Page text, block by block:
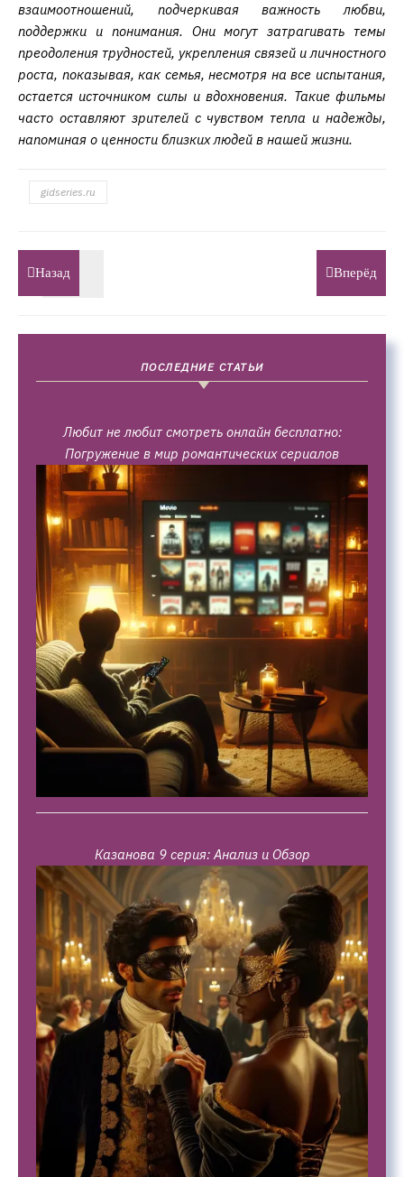
взаимоотношений, подчеркивая важность любви,
поддержки и понимания. Они могут затрагивать темы
преодоления трудностей, укрепления связей и личностного
роста, показывая, как семья, несмотря на все испытания,
остается источником силы и вдохновения. Такие фильмы
часто оставляют зрителей с чувством тепла и надежды,
напоминая о ценности близких людей в нашей жизни.
gidseries.ru
Назад Вперёд
ПОСЛЕДНИЕ СТАТЬИ
Любит не любит смотреть онлайн бесплатно:
Погружение в мир романтических сериалов
Казанова 9 серия: Анализ и Обзор